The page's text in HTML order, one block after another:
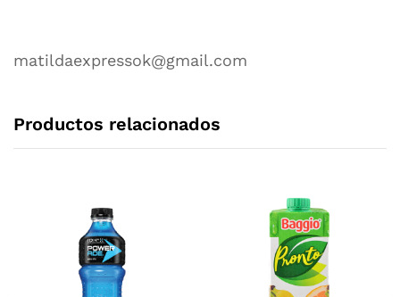
matildaexpressok@gmail.com
Productos relacionados